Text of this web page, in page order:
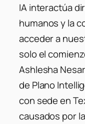
IA interactúa
humanos y la
acceder a
solo el
Ashlesha
de Plano
con sede en
causados por